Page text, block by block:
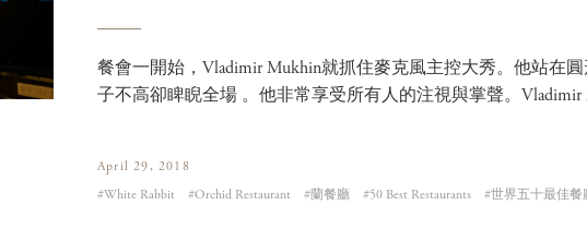
餐會一開始，Vladimir Mukhin就抓住麥克風主控大秀。他站在
子不高卻睥睨全場 。他非常享受所有人的注視與掌聲。Vladimir
April 29, 2018
White Rabbit Orchid Restaurant 蘭餐廳 50 Best Restaurants 世界五十最佳